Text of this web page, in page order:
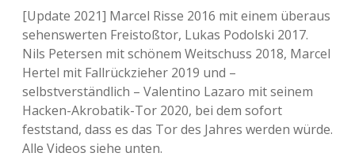
[Update 2021] Marcel Risse 2016 mit einem überaus
sehenswerten Freistoßtor, Lukas Podolski 2017.
Nils Petersen mit schönem Weitschuss 2018, Marcel
Hertel mit Fallrückzieher 2019 und –
selbstverständlich – Valentino Lazaro mit seinem
Hacken-Akrobatik-Tor 2020, bei dem sofort
feststand, dass es das Tor des Jahres werden würde.
Alle Videos siehe unten.